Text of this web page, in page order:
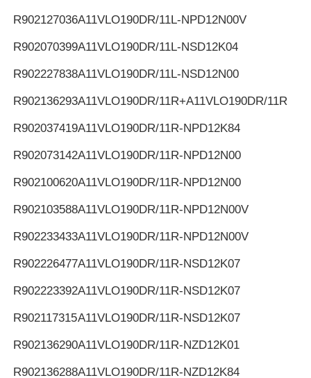
YUKEN हाइड्रोलिक वाल्व
R902127036A11VLO190DR/11L-NPD12N00V
R902070399A11VLO190DR/11L-NSD12K04
R902227838A11VLO190DR/11L-NSD12N00
R902136293A11VLO190DR/11R+A11VLO190DR/11R
R902037419A11VLO190DR/11R-NPD12K84
R902073142A11VLO190DR/11R-NPD12N00
R902100620A11VLO190DR/11R-NPD12N00
R902103588A11VLO190DR/11R-NPD12N00V
R902233433A11VLO190DR/11R-NPD12N00V
R902226477A11VLO190DR/11R-NSD12K07
R902223392A11VLO190DR/11R-NSD12K07
R902117315A11VLO190DR/11R-NSD12K07
R902136290A11VLO190DR/11R-NZD12K01
R902136288A11VLO190DR/11R-NZD12K84